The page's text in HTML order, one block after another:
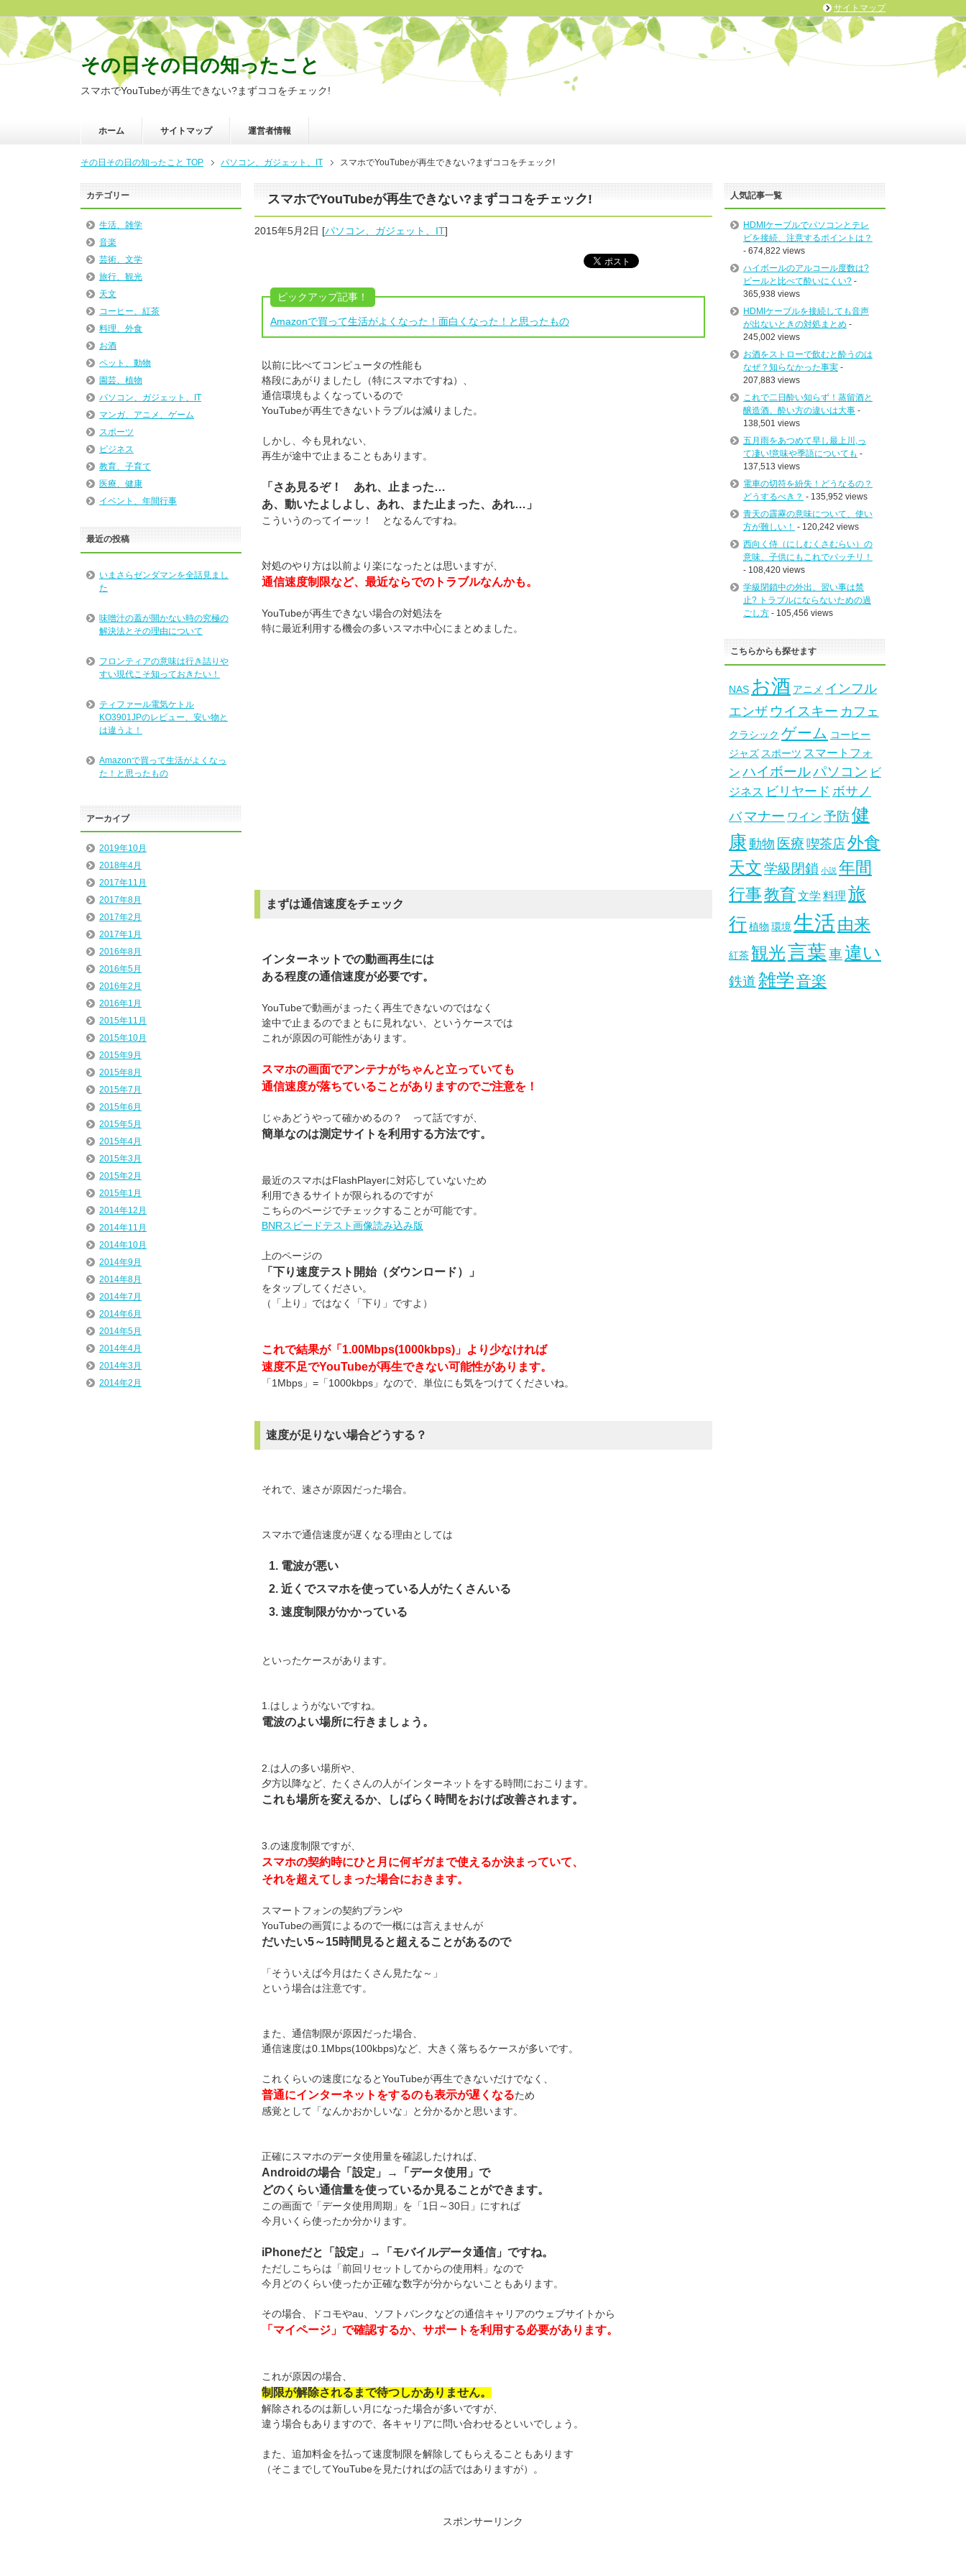
その日その日の知ったこと
スマホでYouTubeが再生できない?まずココをチェック!
ホーム サイトマップ 運営者情報
その日その日の知ったこと TOP パソコン、ガジェット、IT スマホでYouTubeが再生できない?まずココをチェック!
スマホでYouTubeが再生できない?まずココをチェック!
2015年5月2日 [パソコン、ガジェット、IT]
ピックアップ記事！
Amazonで買って生活がよくなった！面白くなった！と思ったもの
以前に比べてコンピュータの性能も
格段にあがりましたし（特にスマホですね）、
通信環境もよくなっているので
YouTubeが再生できないトラブルは減りました。
しかし、今も見れない、
再生が途中で止まることもあります。
「さあ見るぞ！ あれ、止まった…
あ、動いたよしよし、あれ、また止まった、あれ…」
こういうのってイーッ！ となるんですね。
対処のやり方は以前より楽になったとは思いますが、
通信速度制限など、最近ならでのトラブルなんかも。
YouTubeが再生できない場合の対処法を
特に最近利用する機会の多いスマホ中心にまとめました。
まずは通信速度をチェック
インターネットでの動画再生には
ある程度の通信速度が必要です。
YouTubeで動画がまったく再生できないのではなく
途中で止まるのでまともに見れない、というケースでは
これが原因の可能性があります。
スマホの画面でアンテナがちゃんと立っていても
通信速度が落ちていることがありますのでご注意を！
じゃあどうやって確かめるの？ って話ですが、
簡単なのは測定サイトを利用する方法です。
最近のスマホはFlashPlayerに対応していないため
利用できるサイトが限られるのですが
こちらのページでチェックすることが可能です。
BNRスピードテスト画像読み込み版
上のページの
「下り速度テスト開始（ダウンロード）」
をタップしてください。
（「上り」ではなく「下り」ですよ）
これで結果が「1.00Mbps(1000kbps)」より少なければ
速度不足でYouTubeが再生できない可能性があります。
「1Mbps」=「1000kbps」なので、単位にも気をつけてくださいね。
速度が足りない場合どうする？
それで、速さが原因だった場合。
スマホで通信速度が遅くなる理由としては
電波が悪い
近くでスマホを使っている人がたくさんいる
速度制限がかかっている
といったケースがあります。
1.はしょうがないですね。
電波のよい場所に行きましょう。
2.は人の多い場所や、
夕方以降など、たくさんの人がインターネットをする時間におこります。
これも場所を変えるか、しばらく時間をおけば改善されます。
3.の速度制限ですが、
スマホの契約時にひと月に何ギガまで使えるか決まっていて、
それを超えてしまった場合におきます。
スマートフォンの契約プランや
YouTubeの画質によるので一概には言えませんが
だいたい5～15時間見ると超えることがあるので
「そういえば今月はたくさん見たな～」
という場合は注意です。
また、通信制限が原因だった場合、
通信速度は0.1Mbps(100kbps)など、大きく落ちるケースが多いです。
これくらいの速度になるとYouTubeが再生できないだけでなく、
普通にインターネットをするのも表示が遅くなるため
感覚として「なんかおかしいな」と分かるかと思います。
正確にスマホのデータ使用量を確認したければ、
Androidの場合「設定」→「データ使用」で
どのくらい通信量を使っているか見ることができます。
この画面で「データ使用周期」を「1日～30日」にすれば
今月いくら使ったか分かります。
iPhoneだと「設定」→「モバイルデータ通信」ですね。
ただしこちらは「前回リセットしてからの使用料」なので
今月どのくらい使ったか正確な数字が分からないこともあります。
その場合、ドコモやau、ソフトバンクなどの通信キャリアのウェブサイトから
「マイページ」で確認するか、サポートを利用する必要があります。
これが原因の場合、
制限が解除されるまで待つしかありません。
解除されるのは新しい月になった場合が多いですが、
違う場合もありますので、各キャリアに問い合わせるといいでしょう。
また、追加料金を払って速度制限を解除してもらえることもあります
（そこまでしてYouTubeを見たければの話ではありますが）。
スポンサーリンク
カテゴリー
生活、雑学
音楽
芸術、文学
旅行、観光
天文
コーヒー、紅茶
料理、外食
お酒
ペット、動物
園芸、植物
パソコン、ガジェット、IT
マンガ、アニメ、ゲーム
スポーツ
ビジネス
教育、子育て
医療、健康
イベント、年間行事
最近の投稿
いまさらゼンダマンを全話見まし
た
味噌汁の蓋が開かない時の究極の
解決法とその理由について
フロンティアの意味は行き詰りや
すい現代こそ知っておきたい！
ティファール電気ケトル
KO3901JPのレビュー、安い物と
は違うよ！
Amazonで買って生活がよくなっ
た！と思ったもの
アーカイブ
2019年10月
2018年4月
2017年11月
2017年8月
2017年2月
2017年1月
2016年8月
2016年5月
2016年2月
2016年1月
2015年11月
2015年10月
2015年9月
2015年8月
2015年7月
2015年6月
2015年5月
2015年4月
2015年3月
2015年2月
2015年1月
2014年12月
2014年11月
2014年10月
2014年9月
2014年8月
2014年7月
2014年6月
2014年5月
2014年4月
2014年3月
2014年2月
人気記事一覧
HDMIケーブルでパソコンとテレ
ビを接続、注意するポイントは？
- 674,822 views
ハイボールのアルコール度数は?
ビールと比べて酔いにくい? -
365,938 views
HDMIケーブルを接続しても音声
が出ないときの対処まとめ -
245,002 views
お酒をストローで飲むと酔うのは
なぜ？知らなかった事実 -
207,883 views
これで二日酔い知らず！蒸留酒と
醸造酒、酔い方の違いは大事 -
138,501 views
五月雨をあつめて早し最上川,っ
て凄い!意味や季語についても -
137,513 views
電車の切符を紛失！どうなるの？
どうするべき？ - 135,952 views
青天の霹靂の意味について、使い
方が難しい！ - 120,242 views
西向く侍（にしむくさむらい）の
意味、子供にもこれでバッチリ！
- 108,420 views
学級閉鎖中の外出、習い事は禁
止? トラブルにならないための過
ごし方 - 105,456 views
こちらからも探せます
NAS お酒 アニメ インフル
エンザ ウイスキー カフェ
クラシック ゲーム コーヒー
ジャズ スポーツ スマートフォ
ン ハイボールパソコン ビ
ジネス ビリヤード ボサノ
バ マナー ワイン 予防健
康 動物 医療 喫茶店外食
天文学級閉鎖 小説 年間
行事教育 文学 料理 旅
行植物 環境生活由来
紅茶観光言葉車違い
鉄道雑学音楽
サイトマップ